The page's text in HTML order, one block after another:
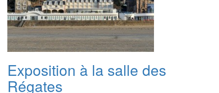
Exposition à la salle des
Régates